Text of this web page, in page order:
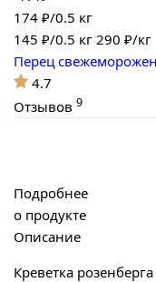
174 ₽/0.5 кг
145 ₽/0.5 кг 290 ₽/кг
Перец
4.7
Отзывов 9
Подробнее
о продукте
Описание
Креветка